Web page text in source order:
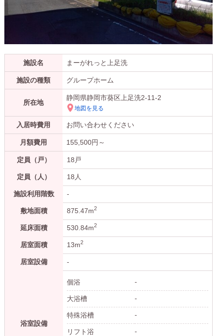
施設名 まーがれっと上足洗
施設の種類 グループホーム
所在地
静岡県静岡市葵区上足洗2-11-2
地図を見る
入居時費用 お問い合わせください
月額費用 155,500円～
定員（戸） 18戸
定員（人） 18人
施設利用階数 -
敷地面積 875.47m2
延床面積 530.84m2
居室面積 13m2
居室設備 -
浴室設備
個浴 -
大浴槽 -
特殊浴槽 -
リフト浴 -